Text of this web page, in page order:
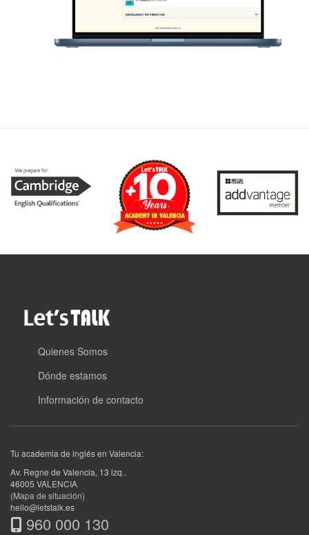
Quienes Somos
Dónde estamos
Información de contacto
Tu academia de inglés en Valencia:
Av. Regne de Valencia, 13 izq..
46005 VALENCIA
(Mapa de situación)
hello@letstalk.es
960 000 130